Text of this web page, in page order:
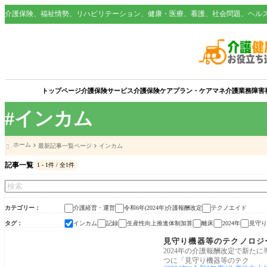
#インカム
介護保険、福祉情勢、リハビリテーション、健康・医療、看護、社会問題、ヘル
トップページ介護保険サービス介護保険ケアプラン・ケアマネ介護業務障害
 ホーム 最新記事一覧ページ インカム
記事一覧 1 - 1件 / 全1件
カテゴリー 介護経営・運営 令和6年(2024年)介護報酬改定 テクノエイド
タグ インカム 記録 生産性向上推進体制加算 離床 2024年 見守
令和6年(2024年)介護報酬改定
見守り機器等のテクノロ
2024年の介護報酬改定で新た
つに「見守り機器等のテク